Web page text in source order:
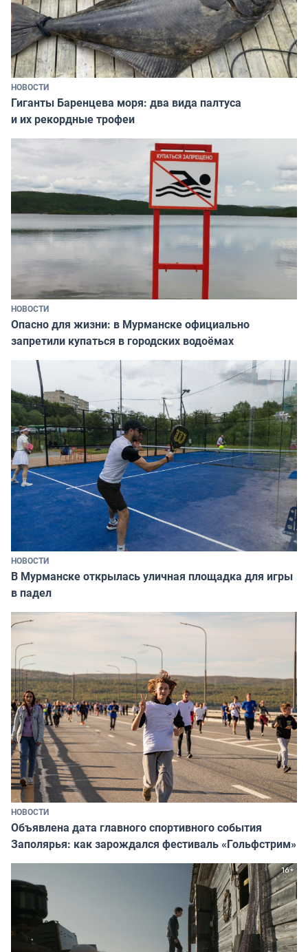
НОВОСТИ
Гиганты Баренцева моря: два вида палтуса
и их рекордные трофеи
НОВОСТИ
Опасно для жизни: в Мурманске официально
запретили купаться в городских водоёмах
НОВОСТИ
В Мурманске открылась уличная площадка для игры
в падел
НОВОСТИ
Объявлена дата главного спортивного события
Заполярья: как зарождался фестиваль «Гольфстрим»